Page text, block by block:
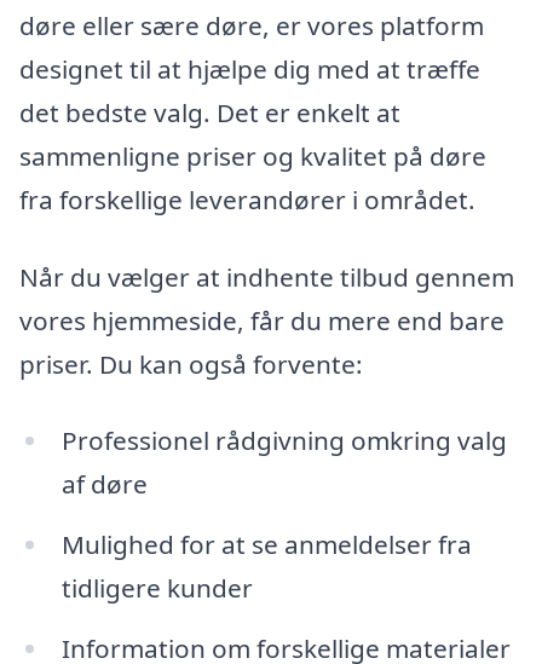
døre eller sære døre, er vores platform
designet til at hjælpe dig med at træffe
det bedste valg. Det er enkelt at
sammenligne priser og kvalitet på døre
fra forskellige leverandører i området.
Når du vælger at indhente tilbud gennem
vores hjemmeside, får du mere end bare
priser. Du kan også forvente:
Professionel rådgivning omkring valg
af døre
Mulighed for at se anmeldelser fra
tidligere kunder
Information om forskellige materialer